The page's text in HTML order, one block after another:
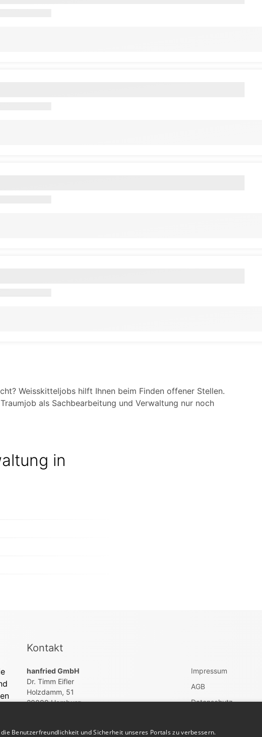
Weisskitteljobs hilft Ihnen beim Finden offener Stellen.
als Sachbearbeitung und Verwaltung nur noch
in
Kontakt
hanfried GmbH
Dr. Timm Eifler
Holzdamm, 51
20099 Hamburg
kontakt@weisskitteljobs.de
Impressum
AGB
Datenschutz
Benutzerfreundlichkeit und Sicherheit unseres Portals zu verbessern.